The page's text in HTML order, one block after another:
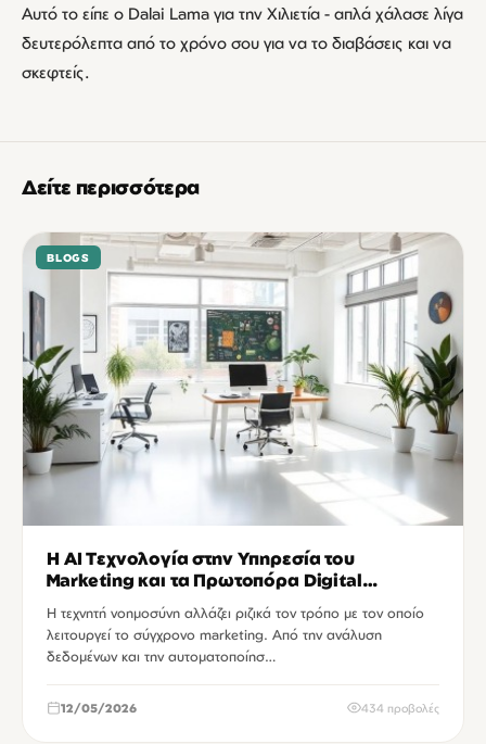
Αυτό το είπε ο Dalai Lama για την Χιλιετία - απλά χάλασε λίγα
δευτερόλεπτα από το χρόνο σου για να το διαβάσεις και να
σκεφτείς.
Δείτε περισσότερα
BLOGS
Η AI Τεχνολογία στην Υπηρεσία του
Marketing και τα Πρωτοπόρα Digital
Agencies
Η τεχνητή νοημοσύνη αλλάζει ριζικά τον τρόπο με τον οποίο
λειτουργεί το σύγχρονο marketing. Από την ανάλυση
δεδομένων και την αυτοματοποίησ…
12/05/2026 434 προβολές